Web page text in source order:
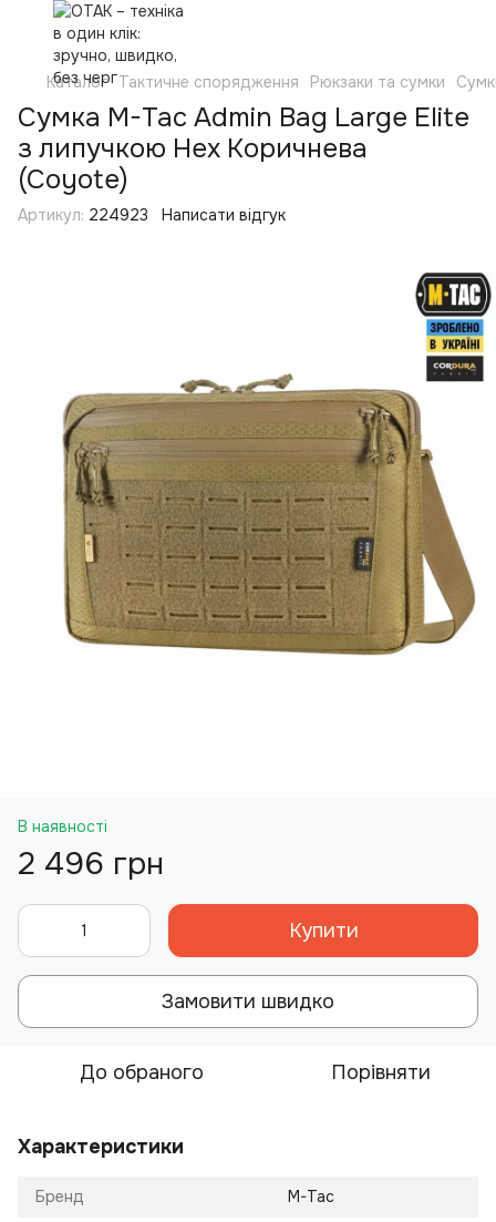
Каталог Тактичне спорядження Рюкзаки та сумки
Сумка M-Tac Admin Bag Large Elite
з липучкою Hex Коричнева
(Coyote)
Артикул: 224923 Написати відгук
В наявності
2 496 грн
Купити
Замовити швидко
До обраного Порівняти
Характеристики
Бренд M-Tac